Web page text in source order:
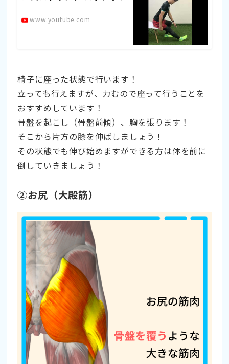
www.youtube.com
椅子に座った状態で行います！
立っても行えますが、力むので座って行うことを
おすすめしています！
骨盤を起こし（骨盤前傾）、胸を張ります！
そこから片方の膝を伸ばしましょう！
その状態でも伸び始めますができる方は体を前に
倒していきましょう！
➁お尻（大殿筋）